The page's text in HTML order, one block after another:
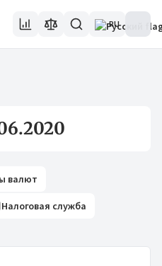
RU
валют
Налоговая служба